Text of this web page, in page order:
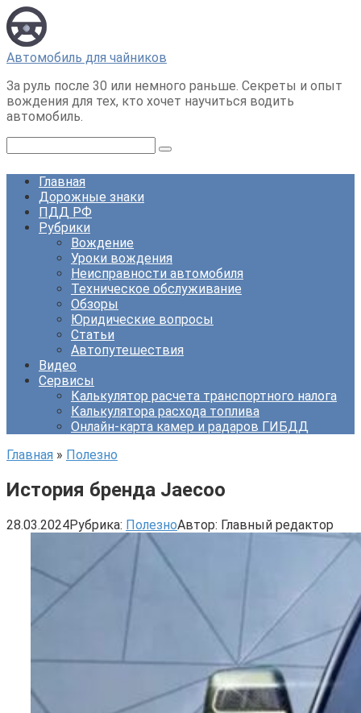
Перейти
к
контенту
Автомобиль для чайников
За руль после 30 или немного раньше. Секреты и опыт
вождения для тех, кто хочет научиться водить
автомобиль.
Главная
Дорожные знаки
ПДД РФ
Рубрики
Вождение
Уроки вождения
Неисправности автомобиля
Техническое обслуживание
Обзоры
Юридические вопросы
Статьи
Автопутешествия
Видео
Сервисы
Калькулятор расчета транспортного налога
Калькулятора расхода топлива
Онлайн-карта камер и радаров ГИБДД
Главная » Полезно
История бренда Jaecoo
28.03.2024Рубрика: ПолезноАвтор: Главный редактор